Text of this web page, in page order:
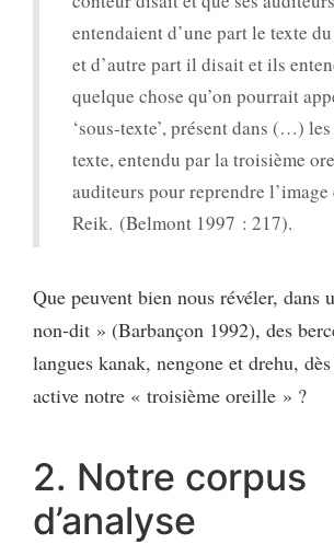
entendaient d’une part le texte
et d’autre part il disait et ils
quelque chose qu’on pourrait
‘sous-texte’, présent dans (…)
texte, entendu par la troisième
auditeurs pour reprendre l’image
Reik. (Belmont 1997 : 217).
Que peuvent bien nous révéler, dans
non-dit » (Barbançon 1992), des
langues kanak, nengone et drehu,
active notre « troisième oreille » ?
2. Notre corpus
d’analyse